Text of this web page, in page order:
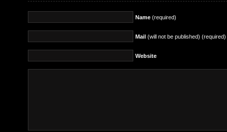
Name (required)
Mail (will not be published) (required)
Website